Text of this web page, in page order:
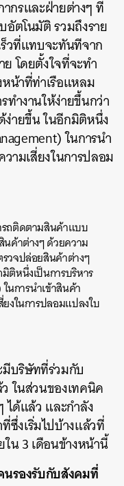
กรและฝ่ายต่างๆ ที่
ตโนมัติ รวมถึงราย
วที่แทบจะทันทีจาก
โดยตั้งใจที่จะทำ
น้าที่ท่าเรือแหลม
ทำงานให้ง่ายขึ้นกว่า
ง่ายขึ้น ในอีกมิติหนึ่ง
ในการนำ
ามเสี่ยงในการปลอม
รถติดตามสินค้าแบบ
นค้าต่างๆ ด้วยความ
รวจปล่อยสินค้าต่างๆ
ติหนึ่งเป็นการบริหาร
นการนำเข้าสินค้า
งในการปลอมแปลงใบ
มีบริษัทที่ร่วมกับ
ในส่วนของเทคนิค
ได้แล้ว และกำลัง
งเริ่มไปบ้างแล้วที่
น 3 เดือนข้างหน้านี้
นรองรับกับสังคมที่
EMAIL